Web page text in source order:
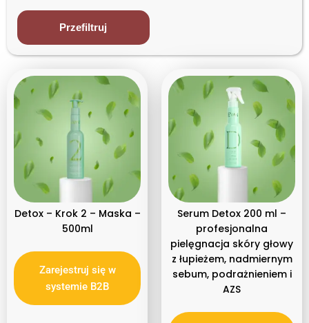
Detox
Rodzaj produktu
Profesjonalne
Przefiltruj
Detox – Krok 2 – Maska –
500ml
Zarejestruj się w
systemie B2B
Serum Detox 200 ml –
profesjonalna
pielęgnacja skóry głowy
z łupieżem, nadmiernym
sebum, podrażnieniem i
AZS